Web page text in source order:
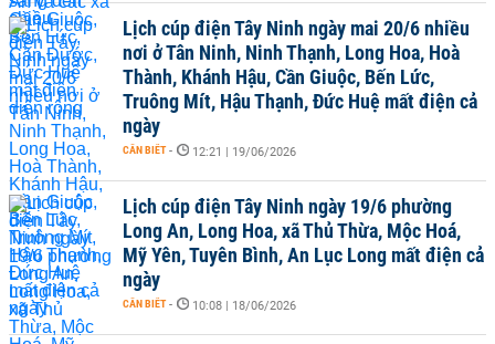
Lịch cúp điện Tây Ninh ngày mai 20/6 nhiều
nơi ở Tân Ninh, Ninh Thạnh, Long Hoa, Hoà
Thành, Khánh Hậu, Cần Giuộc, Bến Lức,
Truông Mít, Hậu Thạnh, Đức Huệ mất điện cả
ngày
CẦN BIẾT - 12:21 | 19/06/2026
Lịch cúp điện Tây Ninh ngày 19/6 phường
Long An, Long Hoa, xã Thủ Thừa, Mộc Hoá,
Mỹ Yên, Tuyên Bình, An Lục Long mất điện cả
ngày
CẦN BIẾT - 10:08 | 18/06/2026